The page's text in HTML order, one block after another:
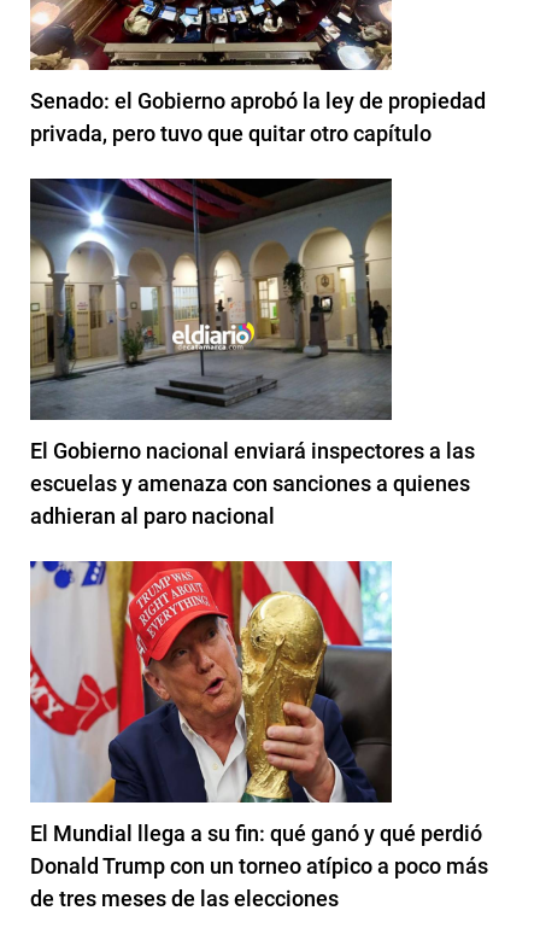
Senado: el Gobierno aprobó la ley de propiedad
privada, pero tuvo que quitar otro capítulo
El Gobierno nacional enviará inspectores a las
escuelas y amenaza con sanciones a quienes
adhieran al paro nacional
El Mundial llega a su fin: qué ganó y qué perdió
Donald Trump con un torneo atípico a poco más
de tres meses de las elecciones